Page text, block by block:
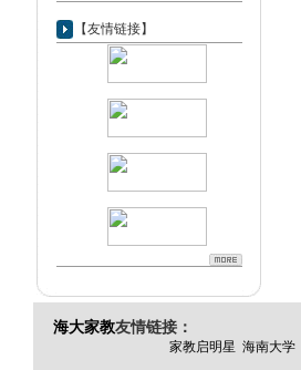
【友情链接】
海大家教友情链接：
家教启明星 海南大学